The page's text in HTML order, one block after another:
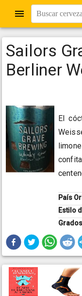
Buscar
Sailors
Berliner
El
País
Estilo